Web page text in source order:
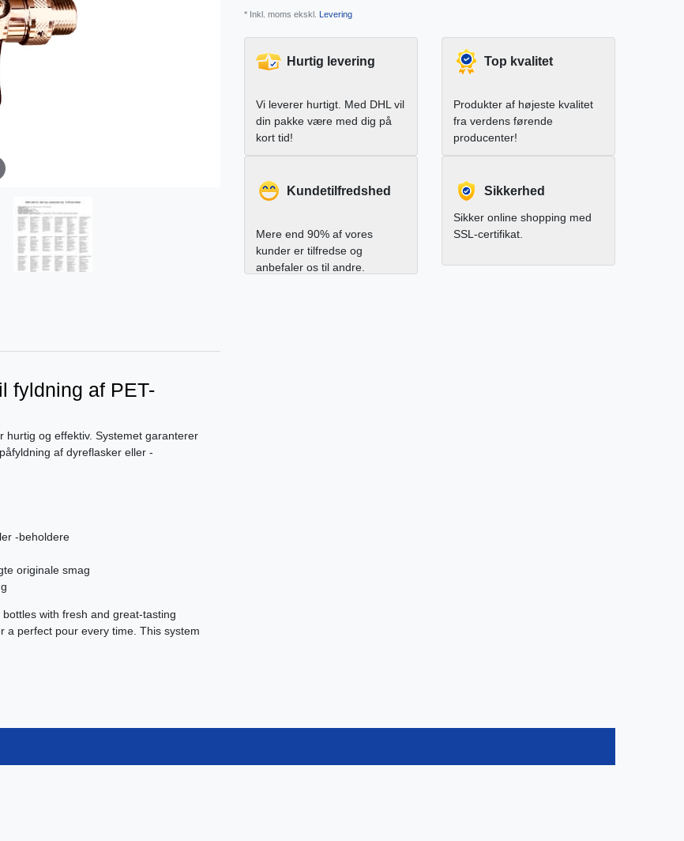
fyldning af PET-
hurtig og effektiv. Systemet garanterer
af dyreflasker eller -
-beholdere
originale smag
with fresh and great-tasting
a perfect pour every time. This system
* Inkl. moms ekskl. Levering
Hurtig levering
Vi leverer hurtigt. Med DHL vil
din pakke være med dig på
kort tid!
Top kvalitet
Produkter af højeste kvalitet
fra verdens førende
producenter!
Kundetilfredshed
Mere end 90% af vores
kunder er tilfredse og
anbefaler os til andre.
Sikkerhed
Sikker online shopping med
SSL-certifikat.